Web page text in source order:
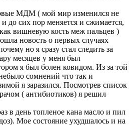
МДМ ( мой мир изменился не
до сих пор меняется и сжимается,
вишневую кость меж пальцев )
новость о первых случаях
но я сразу стал следить за
месяцев у меня был
я был болен ковидом. Из за той
сомнений что так и
я заразился. Посмотрев список
( антибиотиков) я решил
в день топленое кана масло и пил
Мое состояние ухудшалось и на